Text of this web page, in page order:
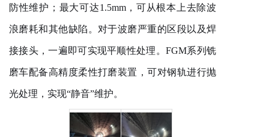
防性维护；最大可达1.5mm，可从根本上去除波
浪磨耗和其他缺陷。对于波磨严重的区段以及焊
接接头，一遍即可实现平顺性处理。FGM系列铣
磨车配备高精度柔性打磨装置，可对钢轨进行抛
光处理 ，实现“静音”维护。